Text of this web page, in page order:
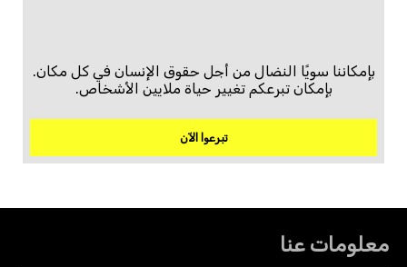
بإمكاننا سويًا النضال من أجل حقوق الإنسان في كل مكان.
بإمكان تبرعكم تغيير حياة ملايين الأشخاص.
تبرعوا الآن
معلومات عنا